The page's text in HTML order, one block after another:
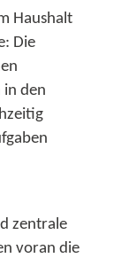
Haushalt
Die
in den
zentrale
voran die